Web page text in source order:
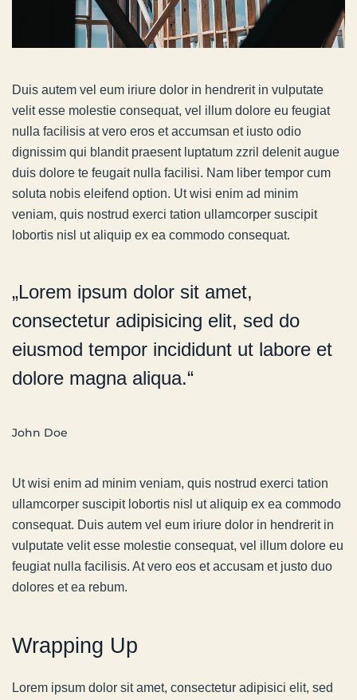
Duis autem vel eum iriure dolor in hendrerit in vulputate
velit esse molestie consequat, vel illum dolore eu feugiat
nulla facilisis at vero eros et accumsan et iusto odio
dignissim qui blandit praesent luptatum zzril delenit augue
duis dolore te feugait nulla facilisi. Nam liber tempor cum
soluta nobis eleifend option. Ut wisi enim ad minim
veniam, quis nostrud exerci tation ullamcorper suscipit
lobortis nisl ut aliquip ex ea commodo consequat.
„Lorem ipsum dolor sit amet,
consectetur adipisicing elit, sed do
eiusmod tempor incididunt ut labore et
dolore magna aliqua.“
John Doe
Ut wisi enim ad minim veniam, quis nostrud exerci tation
ullamcorper suscipit lobortis nisl ut aliquip ex ea commodo
consequat. Duis autem vel eum iriure dolor in hendrerit in
vulputate velit esse molestie consequat, vel illum dolore eu
feugiat nulla facilisis. At vero eos et accusam et justo duo
dolores et ea rebum.
Wrapping Up
Lorem ipsum dolor sit amet, consectetur adipisici elit, sed